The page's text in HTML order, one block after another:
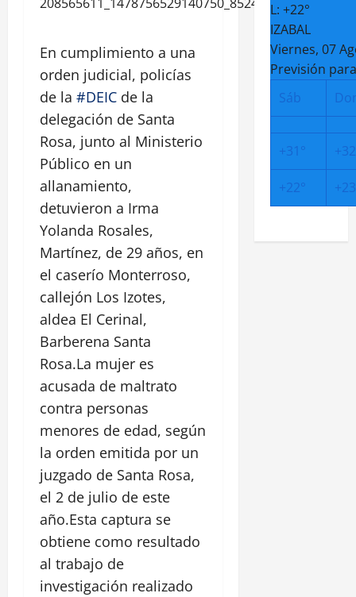
En cumplimiento a una
orden judicial, policías
de la #DEIC de la
delegación de Santa
Rosa, junto al Ministerio
Público en un
allanamiento,
detuvieron a Irma
Yolanda Rosales,
Martínez, de 29 años, en
el caserío Monterroso,
callejón Los Izotes,
aldea El Cerinal,
Barberena Santa
Rosa.La mujer es
acusada de maltrato
contra personas
menores de edad, según
la orden emitida por un
juzgado de Santa Rosa,
el 2 de julio de este
año.Esta captura se
obtiene como resultado
al trabajo de
investigación realizado
L: +22°
IZABAL
Viernes, 07
Previsión
Sáb
+31° +
+22° +